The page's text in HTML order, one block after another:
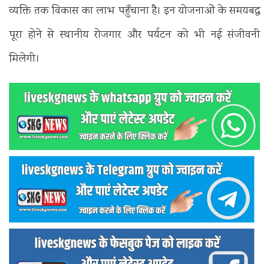
व्यक्ति तक विकास का लाभ पहुँचाना है। इन योजनाओं के समयबद्ध
पूरा होने से स्थानीय रोजगार और पर्यटन को भी नई संजीवनी
मिलेगी।